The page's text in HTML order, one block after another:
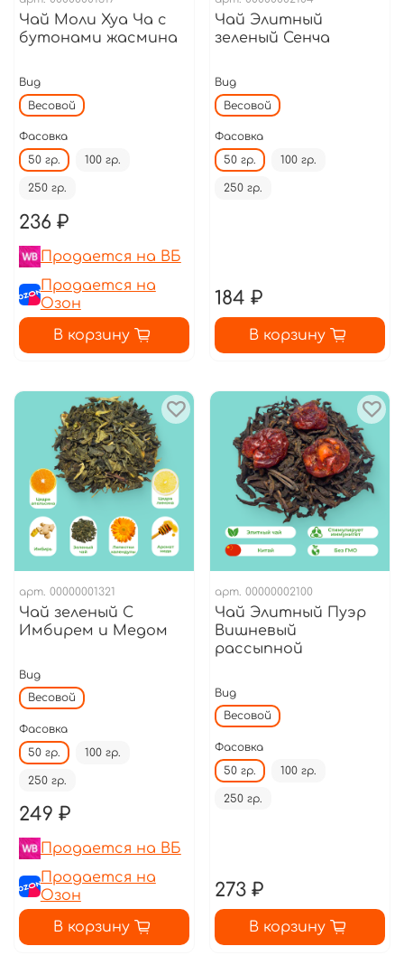
Чай Моли Хуа Ча с
бутонами жасмина
Вид
Весовой
Фасовка
50 гр.
100 гр.
250 гр.
236 ₽
Продается на ВБ
Продается на
Озон
В корзину
Чай Элитный
зеленый Сенча
Вид
Весовой
Фасовка
50 гр.
100 гр.
250 гр.
184 ₽
В корзину
арт. 00000001321
Чай зеленый С
Имбирем и Медом
Вид
Весовой
Фасовка
50 гр.
100 гр.
250 гр.
249 ₽
Продается на ВБ
Продается на
Озон
В корзину
арт. 00000002100
Чай Элитный Пуэр
Вишневый
рассыпной
Вид
Весовой
Фасовка
50 гр.
100 гр.
250 гр.
273 ₽
В корзину